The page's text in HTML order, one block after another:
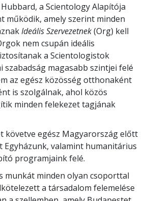
a Scientology Alapítója
működik, amely szerint minden
Ideális Szervezetnek(Org) kell
nem csupán ideális
a Scientologistok
szabadság magasabb szintjei felé
az egész közösség otthonaként
is szolgálnak, ahol közös
minden felekezet tagjának
követve egész Magyarország előtt
Egyházunk, valamint humanitárius
programjaink felé.
munkát minden olyan csoporttal
a társadalom felemelése